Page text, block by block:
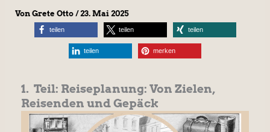
Von Grete Otto /23. Mai 2025
teilen teilen teilen
teilen merken
1. Teil: Reiseplanung: Von Zielen,
Reisenden und Gepäck